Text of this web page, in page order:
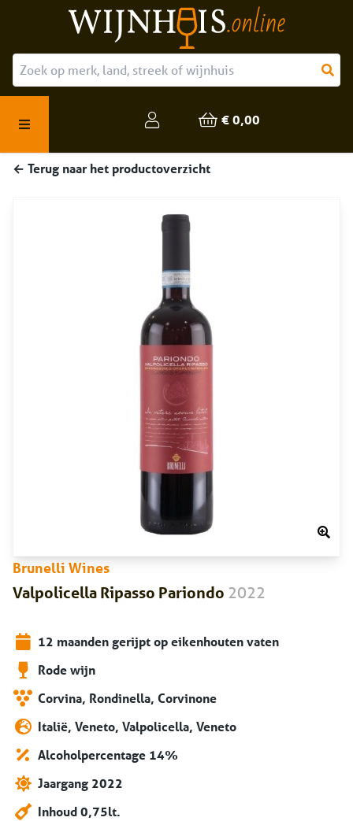
€ 0,00
Onze producten
Veelgestelde vragen
← Terug naar het productoverzicht
Brunelli Wines
Valpolicella Ripasso Pariondo 2022
12 maanden gerijpt op eikenhouten vaten
Rode wijn
Corvina, Rondinella, Corvinone
Italië, Veneto, Valpolicella, Veneto
Alcoholpercentage 14%
Jaargang 2022
Inhoud 0,75lt.